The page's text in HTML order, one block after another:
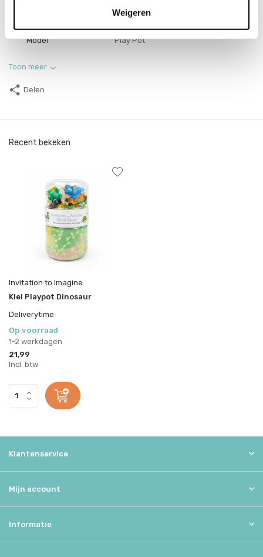
Weigeren
Dutch Dough
Model Play Pot
Toon meer
Delen
Recent bekeken
Invitation to Imagine
Klei Playpot Dinosaur
Deliverytime
Op voorraad
1-2 werkdagen
21,99
Incl. btw
Klantenservice
Mijn account
Informatie